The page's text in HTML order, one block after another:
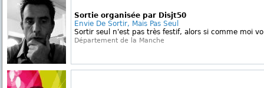
Sortie organisée par Disjt50
Envie De Sortir, Mais Pas Seul
Sortir seul n'est pas très festif, alors si comme moi
Département de la Manche